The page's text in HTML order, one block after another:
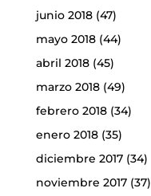
junio 2018(47)
mayo 2018(44)
abril 2018(45)
marzo 2018(49)
febrero 2018(34)
enero 2018(35)
diciembre 2017(34)
noviembre 2017(37)